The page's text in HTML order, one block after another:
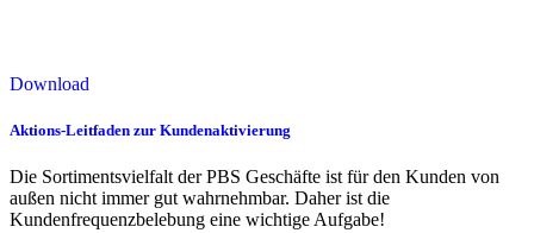
Download
Aktions-Leitfaden zur Kundenaktivierung
Die Sortimentsvielfalt der PBS Geschäfte ist für den Kunden von
außen nicht immer gut wahrnehmbar. Daher ist die
Kundenfrequenzbelebung eine wichtige Aufgabe!